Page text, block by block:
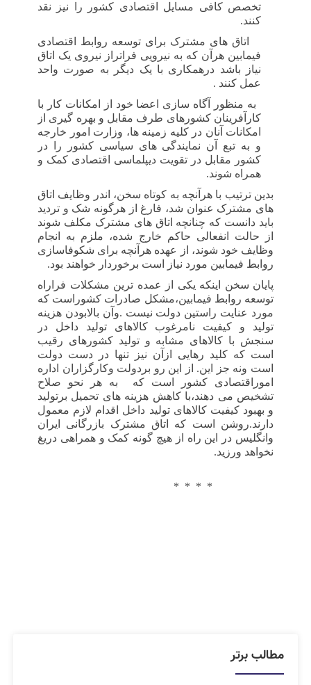
تخصص کافی مسایل اقتصادی کشور را نیز نقد
کنند.
اتاق های مشترک برای توسعه روابط اقتصادی
فیمابین هرآن که به نیرویی فراتراز نیروی یک اتاق
نیاز باشد درهمکاری با یک دیگر به صورت واحد
عمل کنند .
به منظور آگاه سازی اعضا خود از امکانات کار با
کارآفرینان کشورهای طرف مقابل و بهره گیری از
امکانات آنان در کلیه زمینه ها، وزارت امور خارجه
و به تبع آن نمایندگی های سیاسی کشور را در
کشور مقابل در تقویت دیپلماسی اقتصادی کمک و
همراه شوند.
بدین ترتیب با هرآنچه به کوتاه سخن، اندر وظایف اتاق
های مشترک عنوان شد، فارغ از هرگونه شک و تردید
باید دانست که چنانچه اتاق های مشترک مکلف شوند
از حالت انفعالی حاکم خارج شده، ملزم به انجام
وظایف خود شوند، از عهده هرآنچه برای شکوفاسازی
روابط فیمابین مورد نیاز است برخوردار خواهند بود.
پایان سخن اینکه یکی از عمده ترین مشکلات فراراه
توسعه روابط فیمابین،مشکل صادرات کشوراست که
مورد عنایت راستین دولت نیست .وآن بالابودن هزینه
تولید و کیفیت نامرغوب کالاهای تولید داخل در
سنجش با کالاهای مشابه و تولید کشورهای رقیب
است که کلید رهایی ازآن نیز تنها در دست دولت
است ونه جز این. از این رو بردولت وکارگزاران اداره
اموراقتصادی کشور است که
به هر نحو صلاح
تشخیص می دهند،با کاهش هزینه های تحمیل برتولید
و بهبود کیفیت کالاهای تولید داخل اقدام لازم معمول
دارند.روشن است که اتاق مشترک بازرگانی ایران
وانگلیس در این راه از هیچ گونه کمک و همراهی دریغ
نخواهد ورزید.
*
*
*
*
مطالب برتر